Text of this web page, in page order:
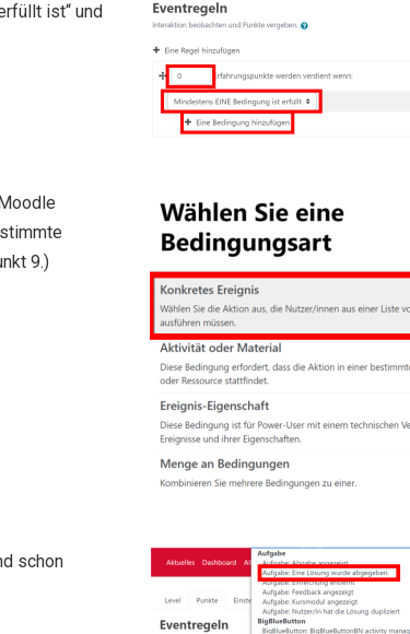
ist“ und
9.)
schon